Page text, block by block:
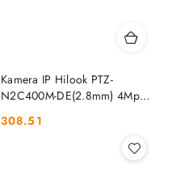
Kamera IP Hilook PTZ-
N2C400M-DE(2.8mm) 4Mp
Cena:
308.51